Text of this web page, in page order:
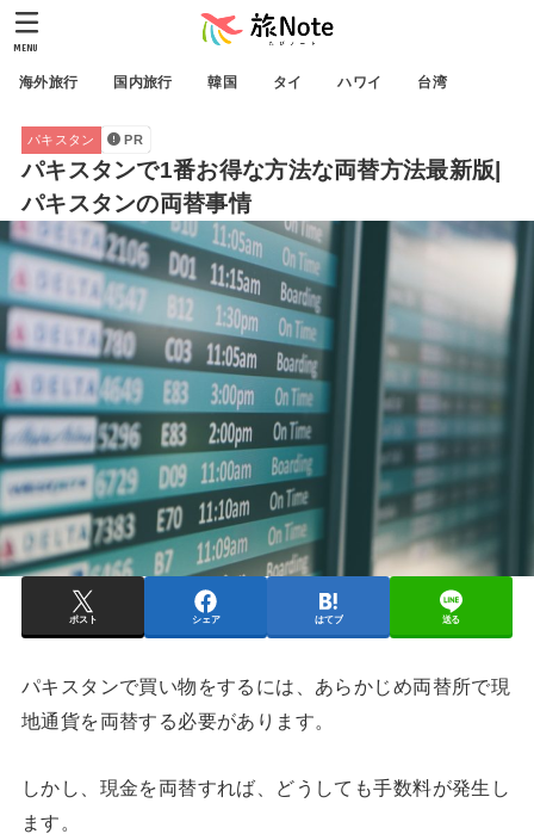
海外旅行 国内旅行 韓国 タイ ハワイ 台湾
MENU
パキスタン PR
パキスタンで1番お得な方法な両替方法最新版|
パキスタンの両替事情
ポスト シェア はてブ 送る
パキスタンで買い物をするには、あらかじめ両替所で現
地通貨を両替する必要があります。
しかし、現金を両替すれば、どうしても手数料が発生し
ます。